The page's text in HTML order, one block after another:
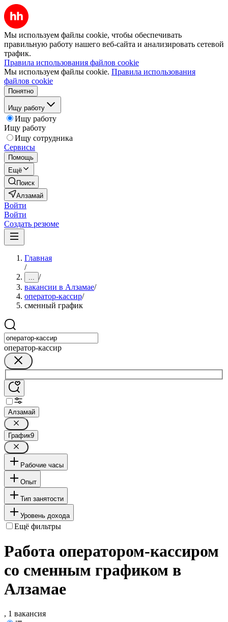
Мы используем файлы cookie, чтобы обеспечивать
правильную работу нашего веб-сайта и анализировать сетевой
трафик.
Правила использования файлов cookie
Мы используем файлы cookie. Правила использования
файлов cookie
Понятно
Ищу работу
Ищу работу
Ищу работу
Ищу сотрудника
Сервисы
Помощь
Ещё
Поиск
Алзамай
Войти
Войти
Создать резюме
Главная
/
... /
вакансии в Алзамае/
оператор-кассир/
сменный график
оператор-кассир
Алзамай
График9
Рабочие часы
Опыт
Тип занятости
Уровень дохода
Ещё фильтры
Работа оператором-кассиром
со сменным графиком в
Алзамае
, 1 вакансия